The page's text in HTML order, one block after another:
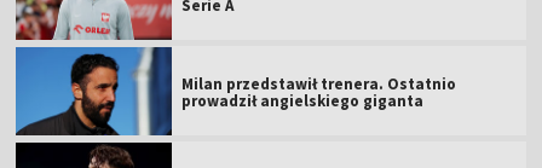
Serie A
Milan przedstawił trenera. Ostatnio
prowadził angielskiego giganta